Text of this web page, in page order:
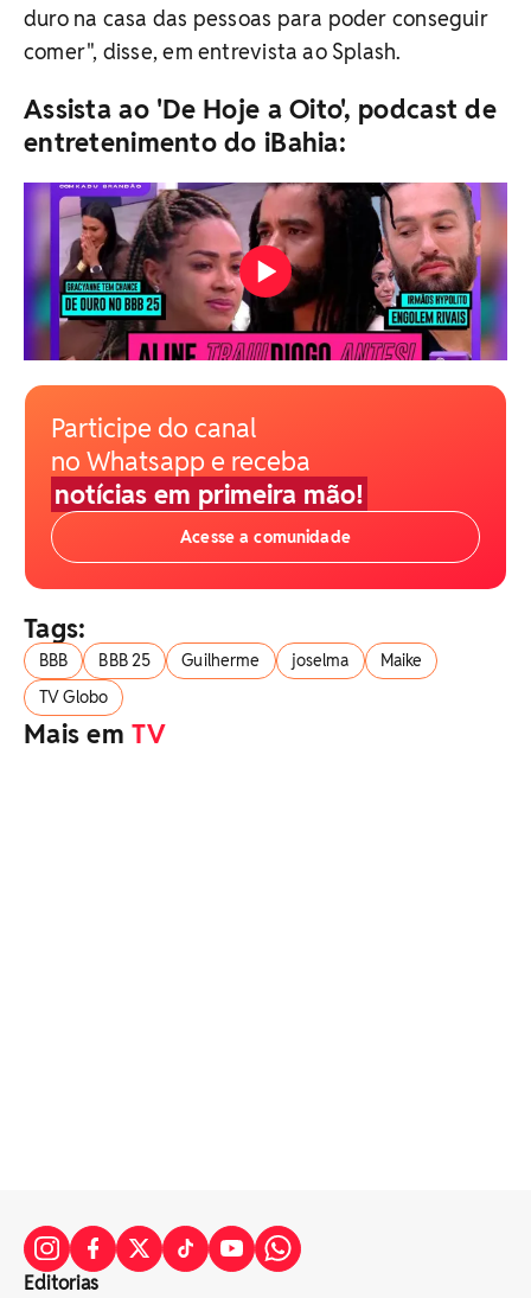
duro na casa das pessoas para poder conseguir
comer", disse, em entrevista ao Splash.
Assista ao 'De Hoje a Oito', podcast de
entretenimento do iBahia:
Participe do canal
no Whatsapp e receba
notícias em primeira mão!
Acesse a comunidade
Tags:
BBB BBB 25 Guilherme joselma
Maike
TV Globo
Mais emTV
Editorias